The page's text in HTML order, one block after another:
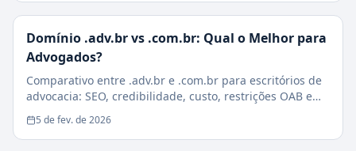
Domínio .adv.br vs .com.br: Qual o Melhor para
Advogados?
Comparativo entre .adv.br e .com.br para escritórios de
advocacia: SEO, credibilidade, custo, restrições OAB e
impacto na conversão de clientes.
5 de fev. de 2026